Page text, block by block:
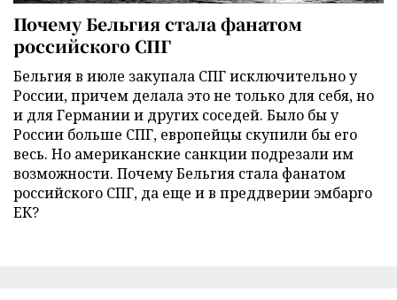
Почему Бельгия стала фанатом
российского СПГ
Бельгия в июле закупала СПГ исключительно у
России, причем делала это не только для себя, но
и для Германии и других соседей. Было бы у
России больше СПГ, европейцы скупили бы его
весь. Но американские санкции подрезали им
возможности. Почему Бельгия стала фанатом
российского СПГ, да еще и в преддверии эмбарго
ЕК?